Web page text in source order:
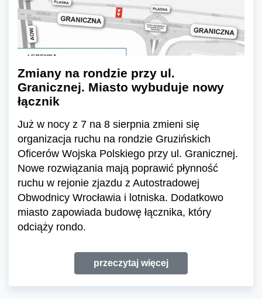
Zmiany na rondzie przy ul.
Granicznej. Miasto wybuduje nowy
łącznik
Już w nocy z 7 na 8 sierpnia zmieni się
organizacja ruchu na rondzie Gruzińskich
Oficerów Wojska Polskiego przy ul. Granicznej.
Nowe rozwiązania mają poprawić płynność
ruchu w rejonie zjazdu z Autostradowej
Obwodnicy Wrocławia i lotniska. Dodatkowo
miasto zapowiada budowę łącznika, który
odciąży rondo.
przeczytaj więcej